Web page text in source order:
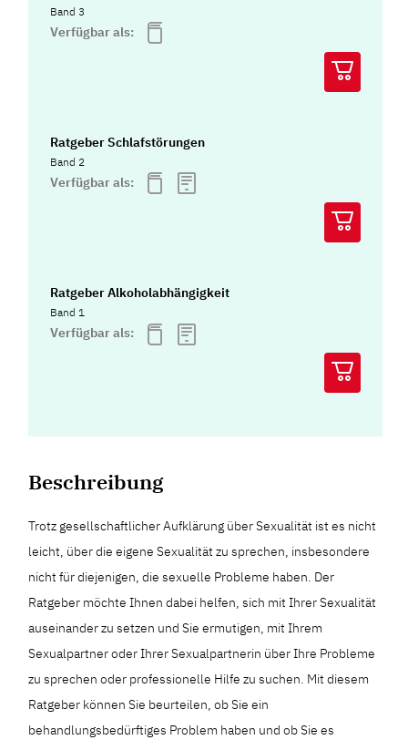
Band 3
Verfügbar als:
Ratgeber Schlafstörungen
Band 2
Verfügbar als:
Ratgeber Alkoholabhängigkeit
Band 1
Verfügbar als:
Beschreibung
Trotz gesellschaftlicher Aufklärung über Sexualität ist es nicht
leicht, über die eigene Sexualität zu sprechen, insbesondere
nicht für diejenigen, die sexuelle Probleme haben. Der
Ratgeber möchte Ihnen dabei helfen, sich mit Ihrer Sexualität
auseinander zu setzen und Sie ermutigen, mit Ihrem
Sexualpartner oder Ihrer Sexualpartnerin über Ihre Probleme
zu sprechen oder professionelle Hilfe zu suchen. Mit diesem
Ratgeber können Sie beurteilen, ob Sie ein
behandlungsbedürftiges Problem haben und ob Sie es